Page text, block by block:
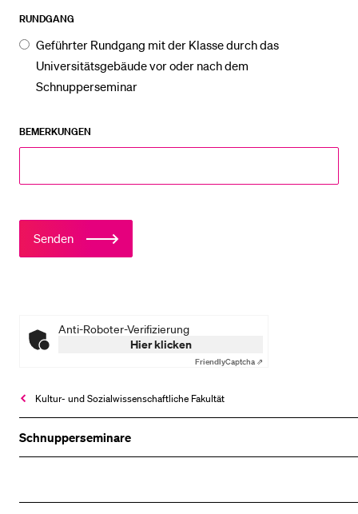
Kultur- und Sozial­wissenschaftliche Fakultät
Schnupperseminare
RUNDGANG
Geführter Rundgang mit der Klasse durch das
Universitätsgebäude vor oder nach dem
Schnupperseminar
BEMERKUNGEN
Senden
Anti-Roboter-Verifizierung
Hier klicken
FriendlyCaptcha ⇗